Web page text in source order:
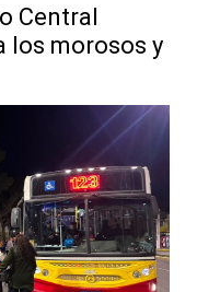
Central
los morosos y